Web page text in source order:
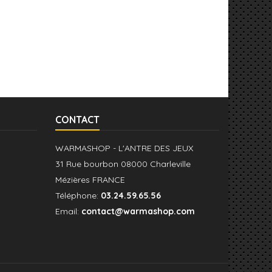
CONTACT
WARMASHOP - L'ANTRE DES JEUX
31 Rue bourbon 08000 Charleville
Mézières FRANCE
Téléphone: 03.24.59.65.56
Email: contact@warmashop.com